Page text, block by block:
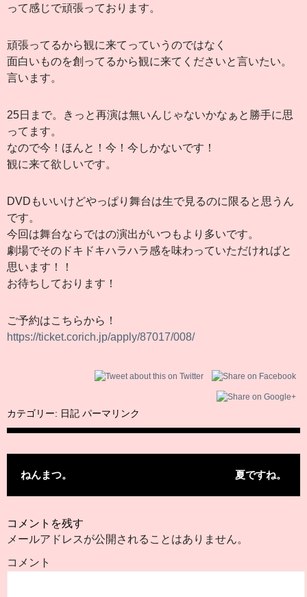
って感じで頑張っております。
頑張ってるから観に来てっていうのではなく
面白いものを創ってるから観に来てくださいと言いたい。
言います。
25日まで。きっと再演は無いんじゃないかなぁと勝手に思
ってます。
なので今！ほんと！今！今しかないです！
観に来て欲しいです。
DVDもいいけどやっぱり舞台は生で見るのに限ると思うん
です。
今回は舞台ならではの演出がいつもより多いです。
劇場でそのドキドキハラハラ感を味わっていただければと
思います！！
お待ちしております！
ご予約はこちらから！
https://ticket.corich.jp/apply/87017/008/
カテゴリー: 日記 パーマリンク
投稿ナビゲーション
ねんまつ。 夏ですね。
コメントを残す
メールアドレスが公開されることはありません。
コメント